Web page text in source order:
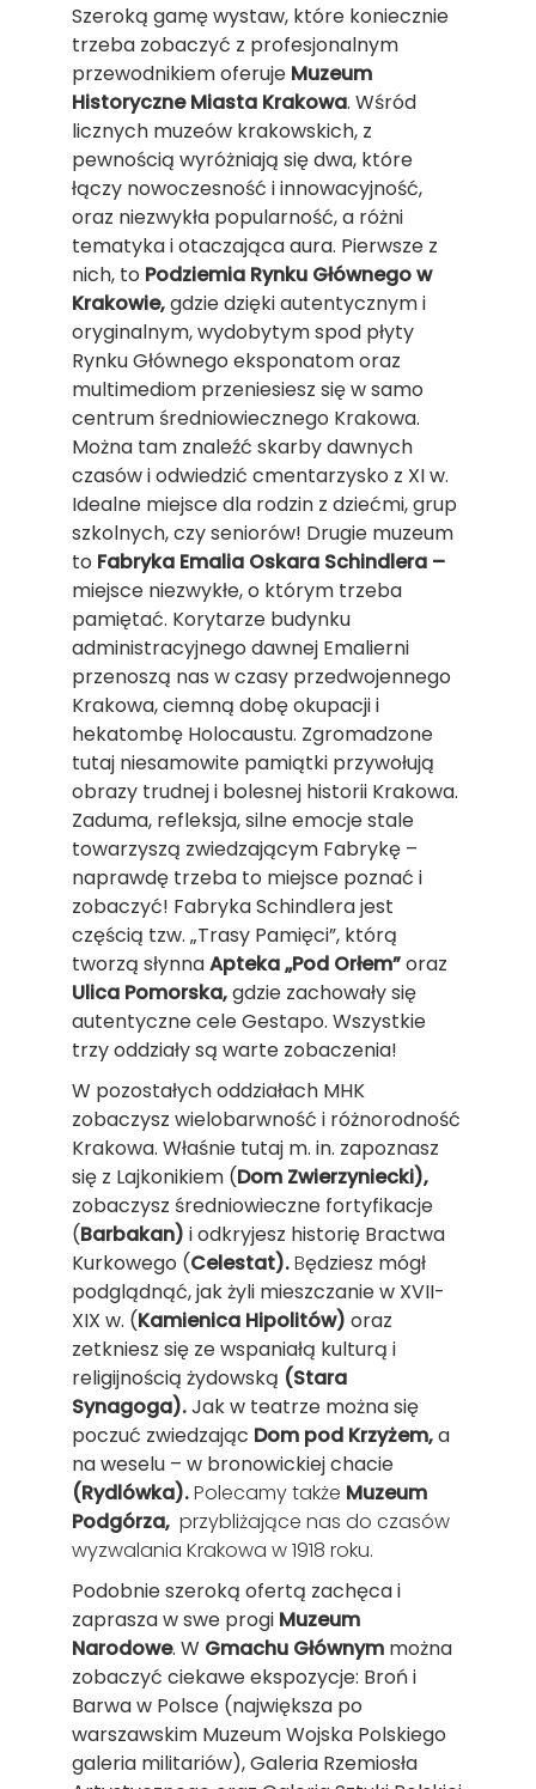
Szeroką gamę wystaw, które koniecznie
trzeba zobaczyć z profesjonalnym
przewodnikiem oferuje Muzeum
Historyczne Miasta Krakowa. Wśród
licznych muzeów krakowskich, z
pewnością wyróżniają się dwa, które
łączy nowoczesność i innowacyjność,
oraz niezwykła popularność, a różni
tematyka i otaczająca aura. Pierwsze z
nich, to Podziemia Rynku Głównego w
Krakowie,gdzie dzięki autentycznym i
oryginalnym, wydobytym spod płyty
Rynku Głównego eksponatom oraz
multimediom przeniesiesz się w samo
centrum średniowiecznego Krakowa.
Można tam znaleźć skarby dawnych
czasów i odwiedzić cmentarzysko z XI w.
Idealne miejsce dla rodzin z dziećmi, grup
szkolnych, czy seniorów! Drugie muzeum
to Fabryka Emalia Oskara Schindlera –
miejsce niezwykłe, o którym trzeba
pamiętać. Korytarze budynku
administracyjnego dawnej Emalierni
przenoszą nas w czasy przedwojennego
Krakowa, ciemną dobę okupacji i
hekatombę Holocaustu. Zgromadzone
tutaj niesamowite pamiątki przywołują
obrazy trudnej i bolesnej historii Krakowa.
Zaduma, refleksja, silne emocje stale
towarzyszą zwiedzającym Fabrykę –
naprawdę trzeba to miejsce poznać i
zobaczyć! Fabryka Schindlera jest
częścią tzw. „Trasy Pamięci”, którą
tworzą słynnaApteka „Pod Orłem”oraz
Ulica Pomorska,gdzie zachowały się
autentyczne cele Gestapo. Wszystkie
trzy oddziały są warte zobaczenia!
W pozostałych oddziałach MHK
zobaczysz wielobarwność i różnorodność
Krakowa. Właśnie tutaj m. in. zapoznasz
się z Lajkonikiem (Dom Zwierzyniecki),
zobaczysz średniowieczne fortyfikacje
(Barbakan) i odkryjesz historię Bractwa
Kurkowego (Celestat).Będziesz mógł
podglądnąć, jak żyli mieszczanie w XVII-
XIX w. (Kamienica Hipolitów) oraz
zetkniesz się ze wspaniałą kulturą i
religijnością żydowską (Stara
Synagoga).Jak w teatrze można się
poczuć zwiedzając Dom pod Krzyżem,a
na weselu – w bronowickiej chacie
(Rydlówka).Polecamy także Muzeum
Podgórza, przybliżające nas do czasów
wyzwalania Krakowa w 1918 roku.
Podobnie szeroką ofertą zachęca i
zaprasza w swe progi Muzeum
Narodowe. W Gmachu Głównym można
zobaczyć ciekawe ekspozycje: Broń i
Barwa w Polsce (największa po
warszawskim Muzeum Wojska Polskiego
galeria militariów), Galeria Rzemiosła